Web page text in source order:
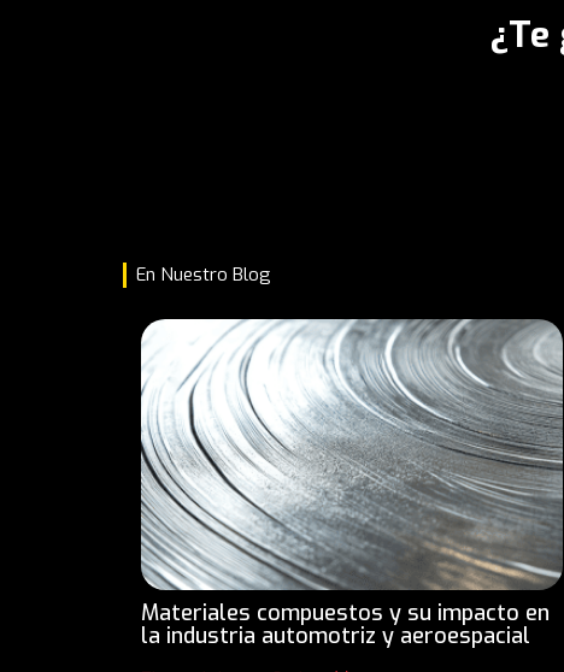
En Nuestro Blog
Materiales compuestos y su impacto en
la industria automotriz y aeroespacial